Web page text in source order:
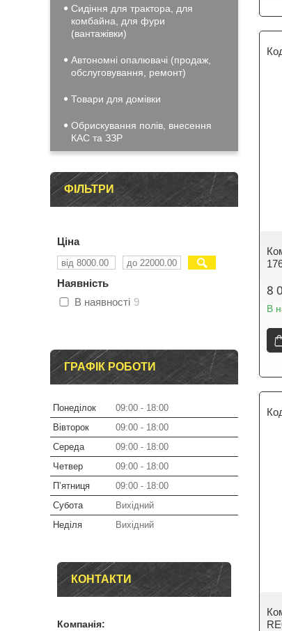
8
В
Сидіння для трактора, для
комбайна, для фури
(вантажівки)
Автономні опалювачі (продаж,
обслуговування, ремонт)
Товари для домівки
Обрискування полів, внесення
КАС та ЗЗР
ФІЛЬТРИ
Ціна
Наявність
В наявності 9
ГРАФІК РОБОТИ
Понеділок 09:00
18:00
Вівторок
09:00
18:00
Середа
09:00
18:00
Четвер
09:00
18:00
Пʼятниця
09:00
18:00
Субота
Вихідний
Неділя
Вихідний
КОНТАКТИ